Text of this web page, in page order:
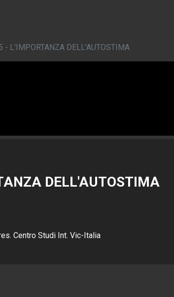
L'IMPORTANZA DELL'AUTOSTIMA
DELL'AUTOSTIMA
Centro Studi Int. Vic-Italia